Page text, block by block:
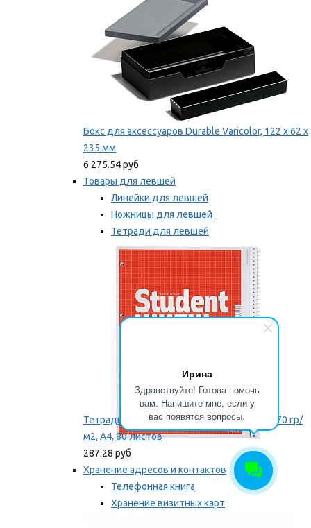
Ирина
Здравствуйте! Готова помочь
вам. Напишите мне, если у
вас появятся вопросы.
Бокс для аксессуаров Durable Varicolor, 122 x 62 x
235 мм
6 275.54 руб
Товары для левшей
Линейки для левшей
Ножницы для левшей
Тетради для левшей
Точилки для левшей
Мы рекомендуем
Тетрадь для левши Brunnen, на пружине, 70 гр/
м2, А4, 80 листов
287.28 руб
Хранение адресов и контактов
Телефонная книга
Хранение визитных карт